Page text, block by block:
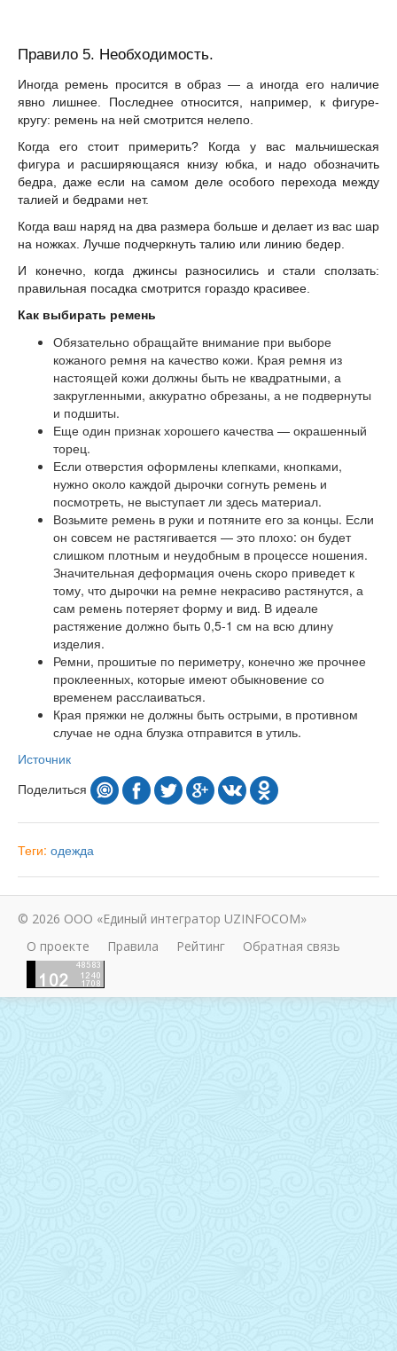
Правило 5. Необходимость.
Иногда ремень просится в образ — а иногда его наличие
явно лишнее. Последнее относится, например, к фигуре-
кругу: ремень на ней смотрится нелепо.
Когда его стоит примерить? Когда у вас мальчишеская
фигура и расширяющаяся книзу юбка, и надо обозначить
бедра, даже если на самом деле особого перехода между
талией и бедрами нет.
Когда ваш наряд на два размера больше и делает из вас шар
на ножках. Лучше подчеркнуть талию или линию бедер.
И конечно, когда джинсы разносились и стали сползать:
правильная посадка смотрится гораздо красивее.
Как выбирать ремень
Обязательно обращайте внимание при выборе
кожаного ремня на качество кожи. Края ремня из
настоящей кожи должны быть не квадратными, а
закругленными, аккуратно обрезаны, а не подвернуты
и подшиты.
Еще один признак хорошего качества — окрашенный
торец.
Если отверстия оформлены клепками, кнопками,
нужно около каждой дырочки согнуть ремень и
посмотреть, не выступает ли здесь материал.
Возьмите ремень в руки и потяните его за концы. Если
он совсем не растягивается — это плохо: он будет
слишком плотным и неудобным в процессе ношения.
Значительная деформация очень скоро приведет к
тому, что дырочки на ремне некрасиво растянутся, а
сам ремень потеряет форму и вид. В идеале
растяжение должно быть 0,5-1 см на всю длину
изделия.
Ремни, прошитые по периметру, конечно же прочнее
проклеенных, которые имеют обыкновение со
временем расслаиваться.
Края пряжки не должны быть острыми, в противном
случае не одна блузка отправится в утиль.
Источник
Поделиться
Теги: одежда
© 2026 ООО «Единый интегратор UZINFOCOM»
О проекте
Правила Рейтинг Обратная связь